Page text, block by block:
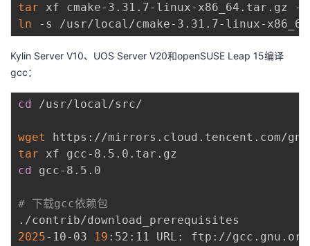
tar
ln
Kylin Server V10、UOS Server V20和openSUSE Leap 15编译
gcc：
cd /usr/local/src/
wget
tar
cd
gcc-8.5.0
# 下载gcc依赖包
2025-10-03 19 :52:11 URL: ftp://